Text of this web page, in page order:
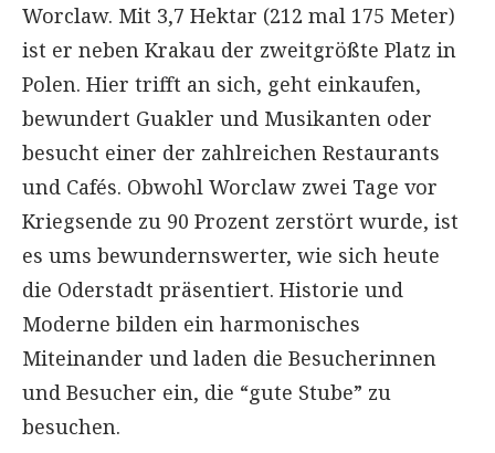
Worclaw. Mit 3,7 Hektar (212 mal 175 Meter)
ist er neben Krakau der zweitgrößte Platz in
Polen. Hier trifft an sich, geht einkaufen,
bewundert Guakler und Musikanten oder
besucht einer der zahlreichen Restaurants
und Cafés. Obwohl Worclaw zwei Tage vor
Kriegsende zu 90 Prozent zerstört wurde, ist
es ums bewundernswerter, wie sich heute
die Oderstadt präsentiert. Historie und
Moderne bilden ein harmonisches
Miteinander und laden die Besucherinnen
und Besucher ein, die “gute Stube” zu
besuchen.